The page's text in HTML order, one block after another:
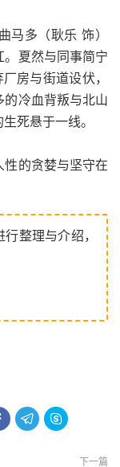
马多（耿乐 饰）
夏然与同事简宁
房与街道设伏，
冷血背叛与北山
死悬于一线。
的贪婪与坚守在
整理与介绍，
 
下一篇